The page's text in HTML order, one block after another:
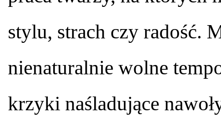
stylu, strach czy radość.
nienaturalnie wolne
krzyki naśladujące